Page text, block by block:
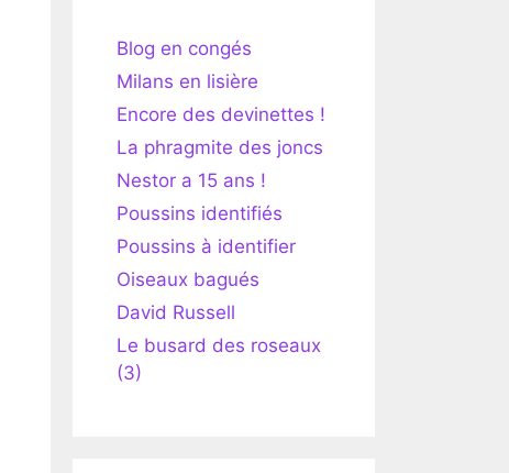
Blog en congés
Milans en lisière
Encore des devinettes !
La phragmite des joncs
Nestor a 15 ans !
Poussins identifiés
Poussins à identifier
Oiseaux bagués
David Russell
Le busard des roseaux
(3)